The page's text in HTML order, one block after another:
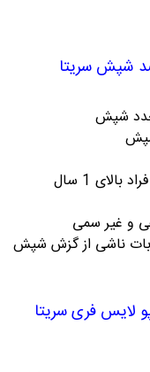
شپش سریتا
شپش
1 سال
و غیر سمی
ناشی از گزش شپش
لایس فری سریتا